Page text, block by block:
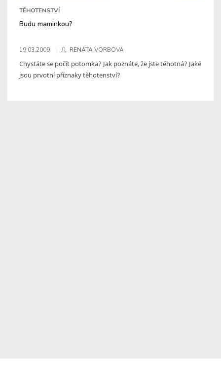
TĚHOTENSTVÍ
Budu maminkou?
19.03.2009 RENÁTA VORBOVÁ
Chystáte se počít potomka? Jak poznáte, že jste těhotná? Jaké
jsou prvotní příznaky těhotenství?